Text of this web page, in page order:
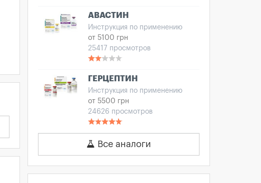
АВАСТИН
Инструкция по применению
от 5100 грн
25417 просмотров
ГЕРЦЕПТИН
Инструкция по применению
от 5500 грн
24626 просмотров
Все аналоги